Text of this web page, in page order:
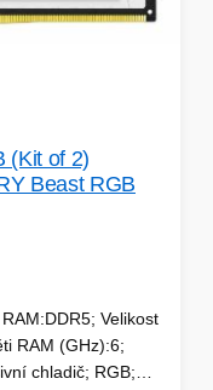
(Kit of 2)
Beast RGB
Velikost
RAM (GHz):6;
chladič; RGB;